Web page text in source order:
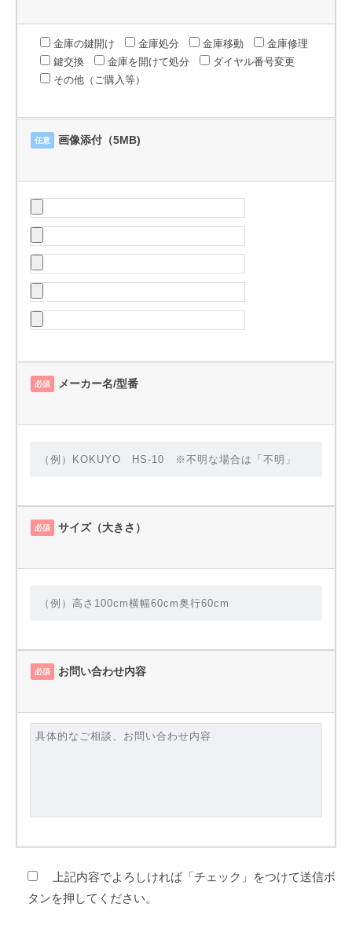
金庫の鍵開け 金庫処分 金庫移動
金庫修理
鍵交換
金庫を開けて処分
ダイヤル番号変更
その他（ご購入等）
任意 画像添付（5MB)
必須 メーカー名/型番
必須 サイズ（大きさ）
必須 お問い合わせ内容
上記内容でよろしければ「チェック」をつけて送信ボ
タンを押してください。